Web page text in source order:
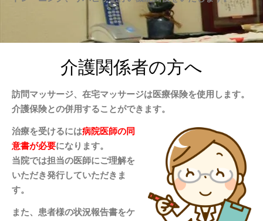
介護関係者の方へ
訪問マッサージ、在宅マッサージは医療保険を使用します。
介護保険との併用することができます。
治療を受けるには病院医師の同
意書が必要になります。
当院では担当の医師にご理解を
いただき発行していただきま
す。
また、患者様の状況報告書をケ